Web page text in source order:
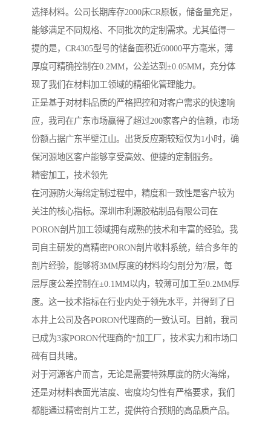
选择材料。公司长期库存2000床CR原板，储备量充足，
能够满足不同规格、不同批次的定制需求。尤其值得一
提的是，CR4305型号的储备面积近60000平方毫米，薄
厚度可精确控制在0.2MM，公差达到±0.05MM，充分体
现了我们在材料加工领域的精细化管理能力。
正是基于对材料品质的严格把控和对客户需求的快速响
应，我司在广东市场赢得了超过200家客户的信赖，市场
份额占据广东半壁江山。出货反应期较短仅为1小时，确
保河源地区客户能够享受高效、便捷的定制服务。
精密加工，技术领先
在河源防火海绵定制过程中，精度和一致性是客户较为
关注的核心指标。深圳市利源胶粘制品有限公司在
PORON剖片加工领域拥有成熟的技术和丰富的经验。我
司自主研发的高精密PORON剖片收料系统，结合多年的
剖片经验，能够将3MM厚度的材料均匀剖分为7层，每
层厚度公差控制在±0.1MM以内，较薄可加工至0.2MM厚
度。这一技术指标在行业内处于领先水平，并得到了日
本井上公司及各PORON代理商的一致认可。目前，我司
已成为3家PORON代理商的*加工厂，技术实力和市场口
碑有目共睹。
对于河源客户而言，无论是需要特殊厚度的防火海绵，
还是对材料表面光洁度、密度均匀性有严格要求，我们
都能通过精密剖片工艺，提供符合预期的高品质产品。